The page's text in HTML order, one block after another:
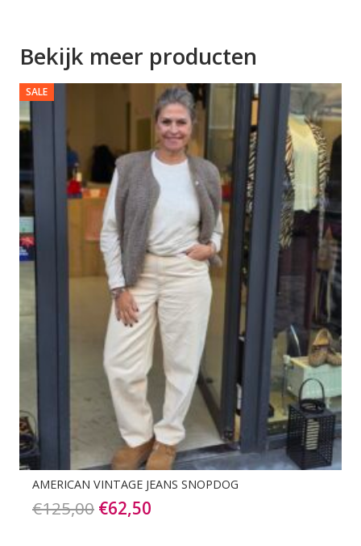
Bekijk meer producten
SALE
AMERICAN VINTAGE JEANS SNOPDOG
€125,00 Oorspronkelijke
€62,50